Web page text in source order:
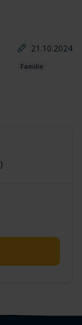
21.10.2024
Familie
)